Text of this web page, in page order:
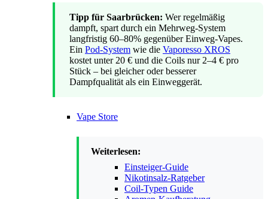
Tipp für Saarbrücken: Wer regelmäßig
dampft, spart durch ein Mehrweg-System
langfristig 60–80% gegenüber Einweg-Vapes.
Ein Pod-System wie die Vaporesso XROS
kostet unter 20 € und die Coils nur 2–4 € pro
Stück – bei gleicher oder besserer
Dampfqualität als ein Einweggerät.
Vape Store
Weiterlesen:
Einsteiger-Guide
Nikotinsalz-Ratgeber
Coil-Typen Guide